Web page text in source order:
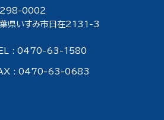
000２
県いすみ市日在2131-3
: 0470-63-1580
: 0470-63-0683